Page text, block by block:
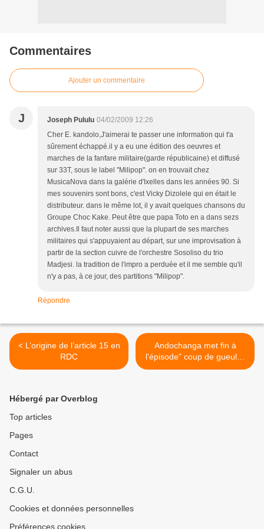
Commentaires
Ajouter un commentaire
J Joseph Pululu 04/02/2009 12:26
Cher E. kandolo,J'aimerai te passer une information qui t'a
sûrement échappé.il y a eu une édition des oeuvres et
marches de la fanfare militaire(garde républicaine) et diffusé
sur 33T, sous le label "Milipop". on en trouvait chez
MusicaNova dans la galérie d'Ixelles dans les années 90. Si
mes souvenirs sont bons, c'est Vicky Dizolele qui en était le
distributeur. dans le même lot, il y avait quelques chansons du
Groupe Choc Kake. Peut être que papa Toto en a dans sezs
archives.Il faut noter aussi que la plupart de ses marches
militaires qui s'appuyaient au départ, sur une improvisation à
partir de la section cuivre de l'orchestre Sosoliso du trio
Madjesi. la tradition de l'impro a perduée et il me semble qu'il
n'y a pas, à ce jour, des partitions "Milipop".
Répondre
< L’origine de l’article 15 en
RDC
Andochanga met fin à
l'épisode" coup de gueule"
>
Hébergé par Overblog
Top articles
Pages
Contact
Signaler un abus
C.G.U.
Cookies et données personnelles
Préférences cookies